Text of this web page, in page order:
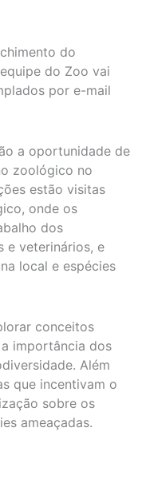
do
do Zoo vai
por e-mail
a oportunidade de
zoológico no
estão visitas
onde os
dos
e veterinários, e
local e espécies
conceitos
importância dos
Além
que incentivam o
sobre os
ameaçadas.